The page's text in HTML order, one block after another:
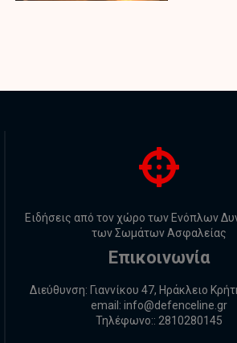
Ειδήσεις από τον χώρο των Ενόπλων
των Σωμάτων Ασφαλείας
Επικοινωνία
Διεύθυνση: Γιαννίκου 47, Ηράκλειο
email: info@defenceline.gr
Τηλέφωνο:: 2810280145